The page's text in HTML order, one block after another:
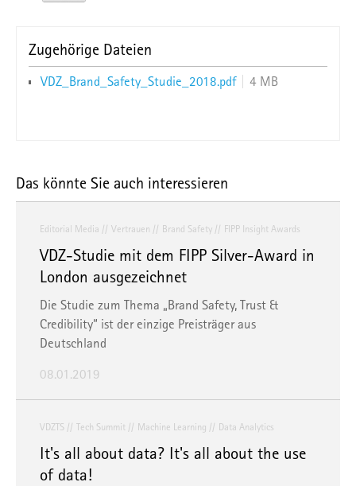
Zugehörige Dateien
VDZ_Brand_Safety_Studie_2018.pdf 4 MB
Das könnte Sie auch interessieren
Editorial Media Vertrauen Brand Safety FIPP Insight Awards
VDZ-Studie mit dem FIPP Silver-Award in
London ausgezeichnet
Die Studie zum Thema „Brand Safety, Trust &
Credibility“ ist der einzige Preisträger aus
Deutschland
08.01.2019
VDZTS Tech Summit Machine Learning Data Analytics
It's all about data? It's all about the use
of data!